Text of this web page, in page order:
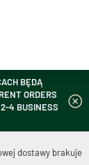
BĘDĄ
ORDERS
4 BUSINESS
dostawy brakuje